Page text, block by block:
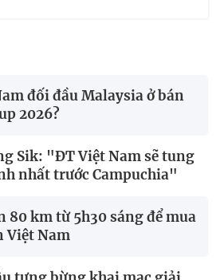
đối đầu Malaysia ở bán
2026?
Sik: "ĐT Việt Nam sẽ tung
nhất trước Campuchia"
80 km từ 5h30 sáng để mua
Việt Nam